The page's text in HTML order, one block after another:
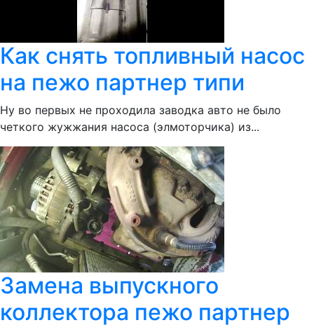
Как снять топливный насос
на пежо партнер типи
Ну во первых не проходила заводка авто не было
четкого жужжания насоса (элмоторчика) из...
Замена выпускного
коллектора пежо партнер